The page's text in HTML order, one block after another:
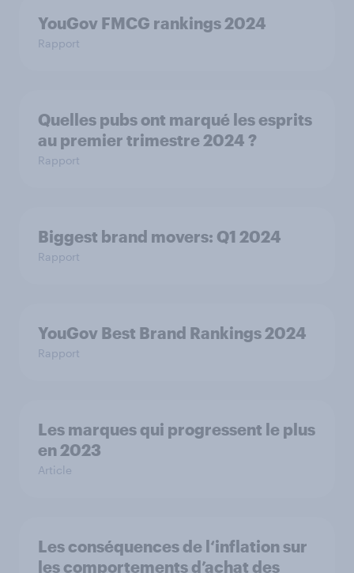
YouGov FMCG rankings 2024
Rapport
Quelles pubs ont marqué les esprits
au premier trimestre 2024 ?
Rapport
Biggest brand movers: Q1 2024
Rapport
YouGov Best Brand Rankings 2024
Rapport
Les marques qui progressent le plus
en 2023
Article
Les conséquences de l‘inflation sur
les comportements d’achat des